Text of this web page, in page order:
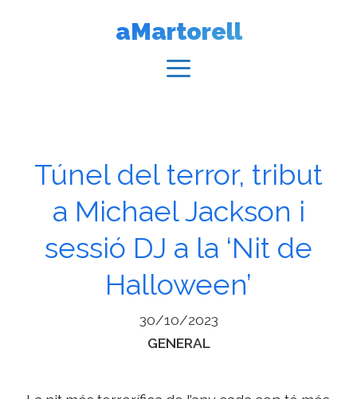
aMartorell
Túnel del terror, tribut
a Michael Jackson i
sessió DJ a la ‘Nit de
Halloween’
30/10/2023
Categories
GENERAL